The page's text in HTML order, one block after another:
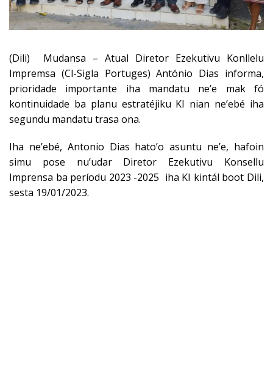
(Dili) Mudansa – Atual Diretor Ezekutivu Konllelu
Impremsa (Cl-Sigla Portuges) António Dias informa,
prioridade importante iha mandatu ne’e mak fó
kontinuidade ba planu estratéjiku KI nian ne’ebé iha
segundu mandatu trasa ona.
Iha ne’ebé, Antonio Dias hato’o asuntu ne’e, hafoin
simu pose nu’udar Diretor Ezekutivu Konsellu
Imprensa ba períodu 2023 -2025 iha KI kintál boot Dili,
sesta 19/01/2023.